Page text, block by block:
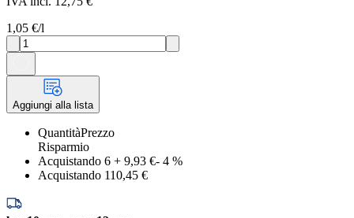
1,05 €/l
Aggiungi alla lista
QuantitàPrezzo
Risparmio
Acquistando 6 + 9,93 €- 4 %
Acquistando 110,45 €